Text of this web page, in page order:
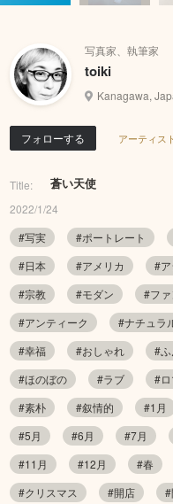
写真家、執筆家
toiki
Kanagawa,
フォローする アーティス
Title: 蒼い天使
2022/1/24
#写実
#ポートレート
#日本
#アメリカ #
#宗教
#モダン #フ
#アンティーク
#ナチュラ
#幸福
#おしゃれ #ふ
#ほのぼの
#ラブ #
#素朴
#叙情的 #1月
#5月
#6月 #7月
#11月
#12月 #春
#クリスマス
#開店